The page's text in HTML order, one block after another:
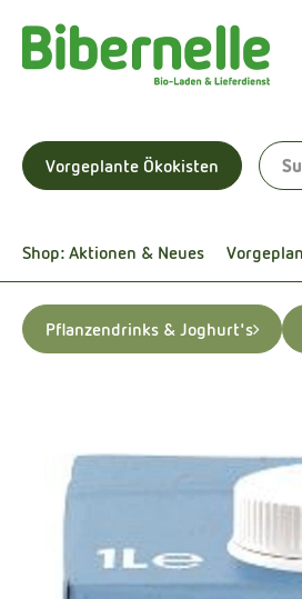
Vorgeplante Ökokisten
Shop: Aktionen & Neues
Pflanzendrinks & Joghurt's